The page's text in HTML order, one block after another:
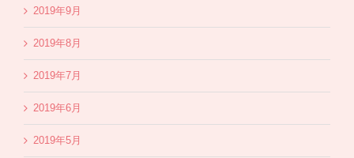
2019年9月
2019年8月
2019年7月
2019年6月
2019年5月